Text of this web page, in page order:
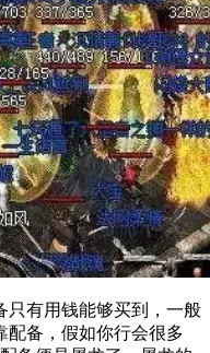
有用钱能够买到，一般
配备，假如你行会很多